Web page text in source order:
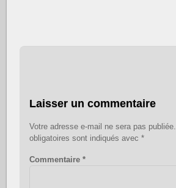
Laisser un commentaire
Votre adresse e-mail ne sera pas publiée.
obligatoires sont indiqués avec *
Commentaire *